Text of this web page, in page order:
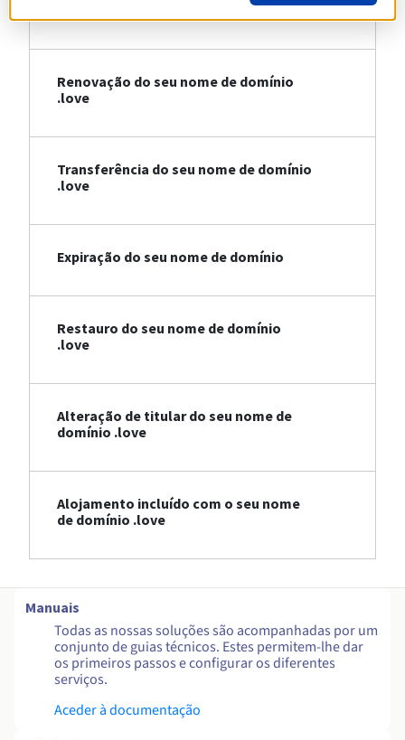
Registo do seu nome de domínio .love
Renovação do seu nome de domínio
.love
Transferência do seu nome de domínio
.love
Expiração do seu nome de domínio
Restauro do seu nome de domínio
.love
Alteração de titular do seu nome de
domínio .love
Alojamento incluído com o seu nome
de domínio .love
Manuais
Todas as nossas soluções são acompanhadas por um
conjunto de guias técnicos. Estes permitem-lhe dar
os primeiros passos e configurar os diferentes
serviços.
Aceder à documentação